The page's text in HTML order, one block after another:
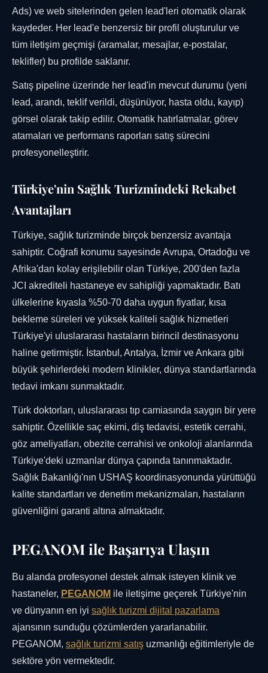
Ads) ve web sitelerinden gelen lead'leri otomatik olarak
kaydeder. Her lead'e benzersiz bir profil oluşturulur ve
tüm iletişim geçmişi (aramalar, mesajlar, e-postalar,
teklifler) bu profilde saklanır.
Satış pipeline üzerinde her lead'in mevcut durumu (yeni
lead, arandı, teklif verildi, düşünüyor, hasta oldu, kayıp)
görsel olarak takip edilir. Otomatik hatırlatmalar, görev
atamaları ve performans raporları satış sürecini
profesyonelleştirir.
Türkiye'nin Sağlık Turizmindeki Rekabet
Avantajları
Türkiye, sağlık turizminde birçok benzersiz avantaja
sahiptir. Coğrafi konumu sayesinde Avrupa, Ortadoğu ve
Afrika'dan kolay erişilebilir olan Türkiye, 200'den fazla
JCI akrediteli hastaneye ev sahipliği yapmaktadır. Batı
ülkelerine kıyasla %50-70 daha uygun fiyatlar, kısa
bekleme süreleri ve yüksek kaliteli sağlık hizmetleri
Türkiye'yi uluslararası hastaların birincil destinasyonu
haline getirmiştir. İstanbul, Antalya, İzmir ve Ankara gibi
büyük şehirlerdeki modern klinikler, dünya standartlarında
tedavi imkanı sunmaktadır.
Türk doktorları, uluslararası tıp camiasında saygın bir yere
sahiptir. Özellikle saç ekimi, diş tedavisi, estetik cerrahi,
göz ameliyatları, obezite cerrahisi ve onkoloji alanlarında
Türkiye'deki uzmanlar dünya çapında tanınmaktadır.
Sağlık Bakanlığı'nın USHAŞ koordinasyonunda yürüttüğü
kalite standartları ve denetim mekanizmaları, hastaların
güvenliğini garanti altına almaktadır.
PEGANOM ile Başarıya Ulaşın
Bu alanda profesyonel destek almak isteyen klinik ve
hastaneler, PEGANOM ile iletişime geçerek Türkiye'nin
ve dünyanın en iyi sağlık turizmi dijital pazarlama
ajansının sunduğu çözümlerden yararlanabilir.
PEGANOM, sağlık turizmi satış uzmanlığı eğitimleriyle de
sektöre yön vermektedir.